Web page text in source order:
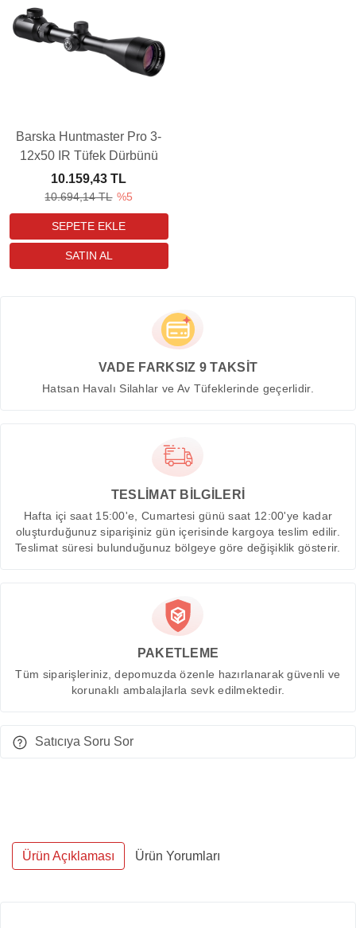
Barska Huntmaster Pro 3-
12x50 IR Tüfek Dürbünü
10.694,14 TL %5
10.159,43 TL
VADE FARKSIZ 9 TAKSİT
Hatsan Havalı Silahlar ve Av Tüfeklerinde geçerlidir.
TESLİMAT BİLGİLERİ
Hafta içi saat 15:00'e, Cumartesi günü saat 12:00'ye kadar
oluşturduğunuz siparişiniz gün içerisinde kargoya teslim edilir.
Teslimat süresi bulunduğunuz bölgeye göre değişiklik gösterir.
PAKETLEME
Tüm siparişleriniz, depomuzda özenle hazırlanarak güvenli ve
korunaklı ambalajlarla sevk edilmektedir.
Satıcıya Soru Sor
Ürün Açıklaması Ürün Yorumları